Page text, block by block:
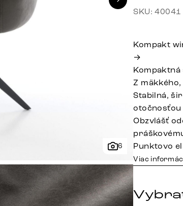
6
SKU: 40041
Kompakt
→
Z
Stabilná,
otočnosťou
Obzvlášť
Punktovo
Viac